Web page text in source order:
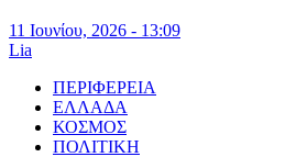
11 Ιουνίου, 2026 - 13:09
Lia
ΠΕΡΙΦΕΡΕΙΑ
ΕΛΛΑΔΑ
ΚΟΣΜΟΣ
ΠΟΛΙΤΙΚΗ